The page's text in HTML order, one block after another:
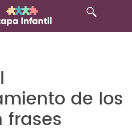
de los
frases